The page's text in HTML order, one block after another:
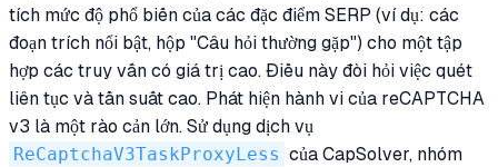
tích mức độ phổ biến của các đặc điểm SERP (ví dụ: các
đoạn trích nổi bật, hộp "Câu hỏi thường gặp") cho một tập
hợp các truy vấn có giá trị cao. Điều này đòi hỏi việc quét
liên tục và tần suất cao. Phát hiện hành vi của reCAPTCHA
v3 là một rào cản lớn. Sử dụng dịch vụ
ReCaptchaV3TaskProxyLess của CapSolver, nhóm